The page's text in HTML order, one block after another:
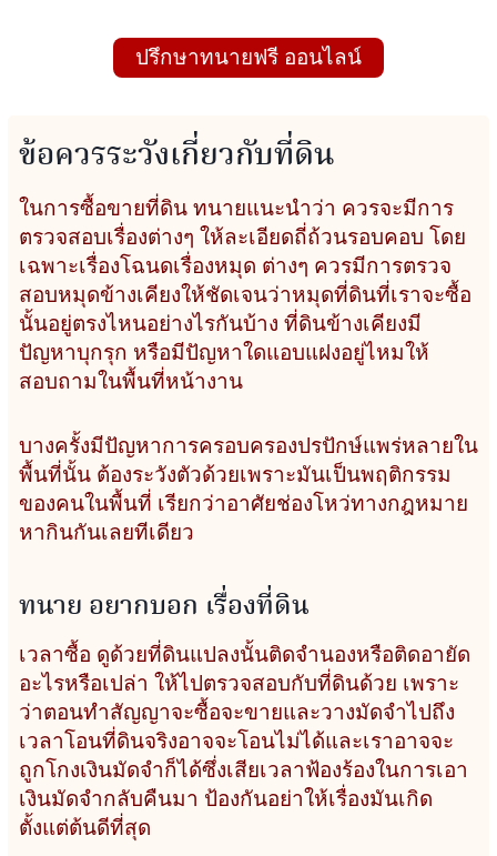
ปรึกษาทนายฟรี ออนไลน์
ข้อควรระวังเกี่ยวกับที่ดิน
ในการซื้อขายที่ดิน ทนายแนะนำว่า ควรจะมีการ
ตรวจสอบเรื่องต่างๆ ให้ละเอียดถี่ถ้วนรอบคอบ โดย
เฉพาะเรื่องโฉนดเรื่องหมุด ต่างๆ ควรมีการตรวจ
สอบหมุดข้างเคียงให้ชัดเจนว่าหมุดที่ดินที่เราจะซื้อ
นั้นอยู่ตรงไหนอย่างไรกันบ้าง ที่ดินข้างเคียงมี
ปัญหาบุกรุก หรือมีปัญหาใดแอบแฝงอยู่ไหมให้
สอบถามในพื้นที่หน้างาน
บางครั้งมีปัญหาการครอบครองปรปักษ์แพร่หลายใน
พื้นที่นั้น ต้องระวังตัวด้วยเพราะมันเป็นพฤติกรรม
ของคนในพื้นที่ เรียกว่าอาศัยช่องโหว่ทางกฎหมาย
หากินกันเลยทีเดียว
ทนาย อยากบอก เรื่องที่ดิน
เวลาซื้อ ดูด้วยที่ดินแปลงนั้นติดจำนองหรือติดอายัด
อะไรหรือเปล่า ให้ไปตรวจสอบกับที่ดินด้วย เพราะ
ว่าตอนทำสัญญาจะซื้อจะขายและวางมัดจำไปถึง
เวลาโอนที่ดินจริงอาจจะโอนไม่ได้และเราอาจจะ
ถูกโกงเงินมัดจำก็ได้ซึ่งเสียเวลาฟ้องร้องในการเอา
เงินมัดจำกลับคืนมา ป้องกันอย่าให้เรื่องมันเกิด
ตั้งแต่ต้นดีที่สุด